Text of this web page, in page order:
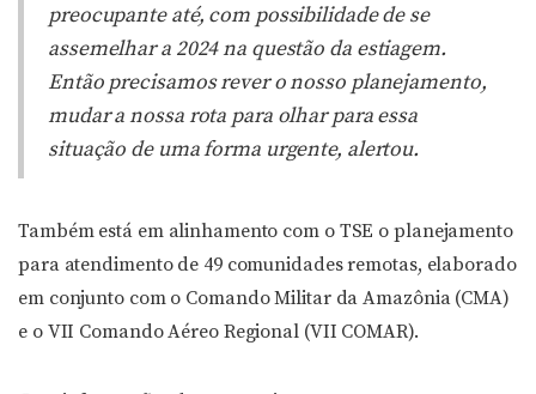
preocupante até, com possibilidade de se
assemelhar a 2024 na questão da estiagem.
Então precisamos rever o nosso planejamento,
mudar a nossa rota para olhar para essa
situação de uma forma urgente, alertou.
Também está em alinhamento com o TSE o planejamento
para atendimento de 49 comunidades remotas, elaborado
em conjunto com o Comando Militar da Amazônia (CMA)
e o VII Comando Aéreo Regional (VII COMAR).